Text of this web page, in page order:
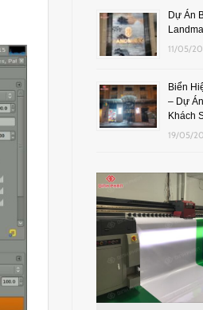
Dự Án
11/05/
Biển
– Dự
Khách
19/05/